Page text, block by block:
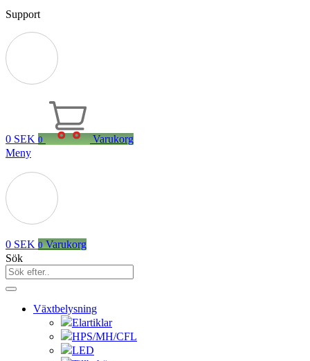
Support
0 SEK 0
Varukorg
Meny
0 SEK 0 Varukorg
Sök
Växtbelysning
Elartiklar
HPS/MH/CFL
LED